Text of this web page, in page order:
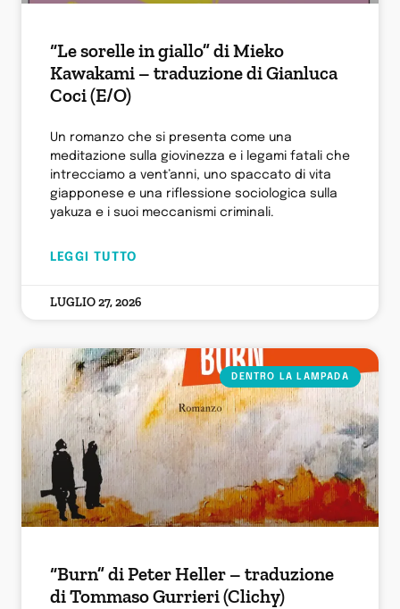
“Le sorelle in giallo” di Mieko
Kawakami – traduzione di Gianluca
Coci (E/O)
Un romanzo che si presenta come una
meditazione sulla giovinezza e i legami fatali che
intrecciamo a vent’anni, uno spaccato di vita
giapponese e una riflessione sociologica sulla
yakuza e i suoi meccanismi criminali.
LEGGI TUTTO
LUGLIO 27, 2026
DENTRO LA LAMPADA
“Burn” di Peter Heller – traduzione
di Tommaso Gurrieri (Clichy)